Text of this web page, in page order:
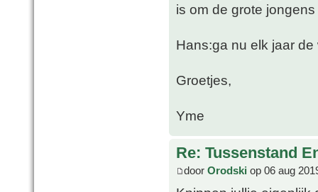
is om de grote
Hans:ga nu elk jaar
Groetjes,
Yme
Re: Tussenstand
door Orodski op 06 aug